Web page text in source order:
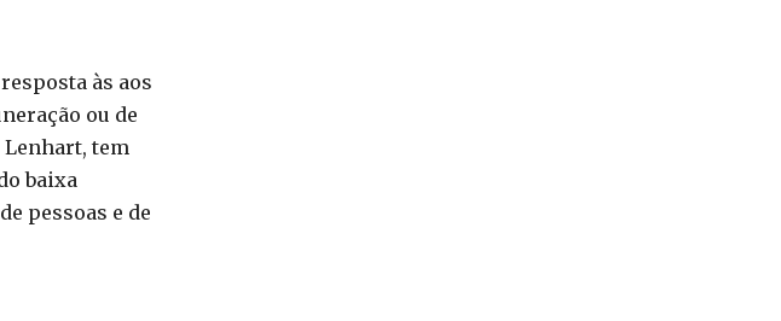
às aos
ou de
Lenhart, tem
baixa
pessoas e de